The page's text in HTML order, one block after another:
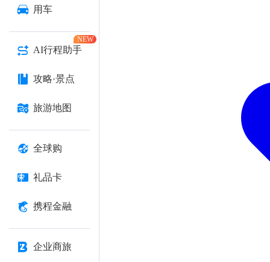
用车
AI行程助手
NEW
攻略·景点
旅游地图
全球购
礼品卡
携程金融
企业商旅